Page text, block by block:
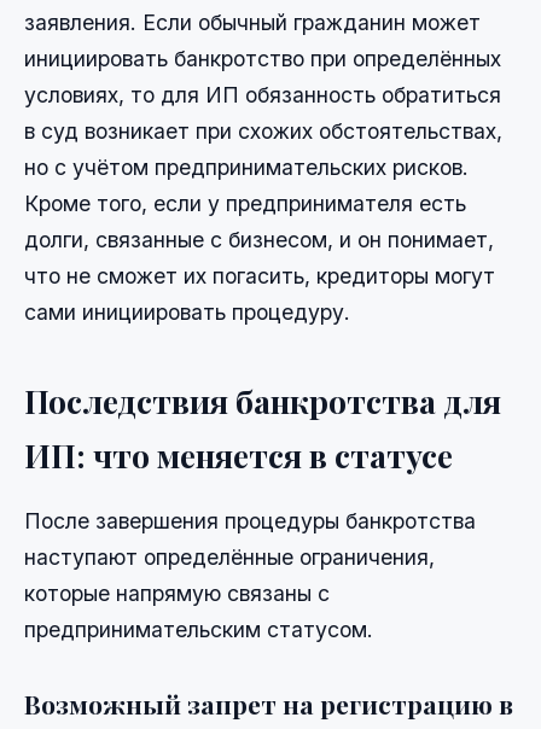
заявления. Если обычный гражданин может
инициировать банкротство при определённых
условиях, то для ИП обязанность обратиться
в суд возникает при схожих обстоятельствах,
но с учётом предпринимательских рисков.
Кроме того, если у предпринимателя есть
долги, связанные с бизнесом, и он понимает,
что не сможет их погасить, кредиторы могут
сами инициировать процедуру.
Последствия банкротства для
ИП: что меняется в статусе
После завершения процедуры банкротства
наступают определённые ограничения,
которые напрямую связаны с
предпринимательским статусом.
Возможный запрет на регистрацию в